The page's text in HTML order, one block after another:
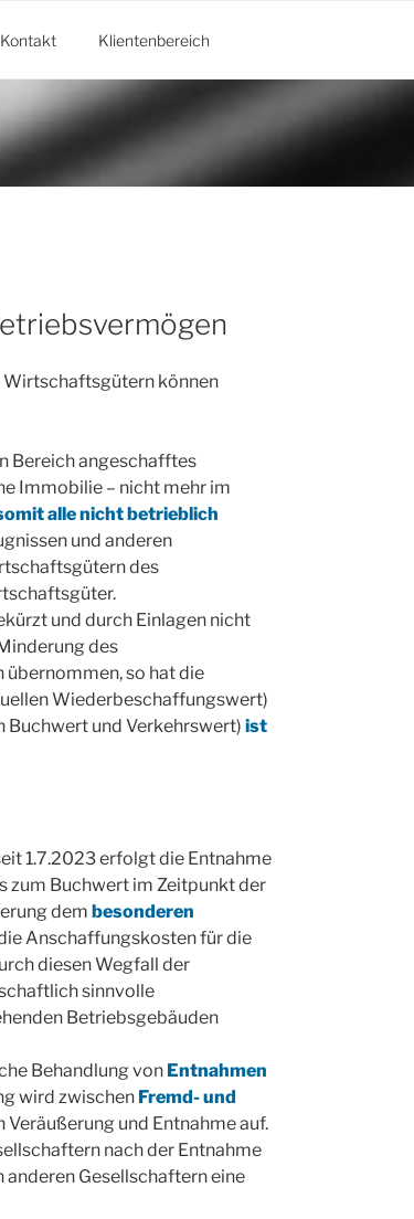
Kontakt Klientenbereich
Wirtschaftsgütern können
Bereich angeschafftes
Immobilie – nicht mehr im
alle nicht betrieblich
und anderen
des
und durch Einlagen nicht
des
so hat die
Wiederbeschaffungswert)
Buchwert und Verkehrswert) ist
1.7.2023 erfolgt die Entnahme
zum Buchwert im Zeitpunkt der
dem besonderen
Anschaffungskosten für die
diesen Wegfall der
sinnvolle
Betriebsgebäuden
Behandlung von Entnahmen
wird zwischen Fremd- und
und Entnahme auf.
nach der Entnahme
Gesellschaftern eine